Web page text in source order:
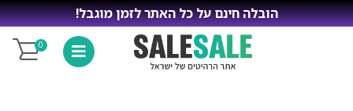
הובלה חינם על כל האתר לזמן מוגבל!
0